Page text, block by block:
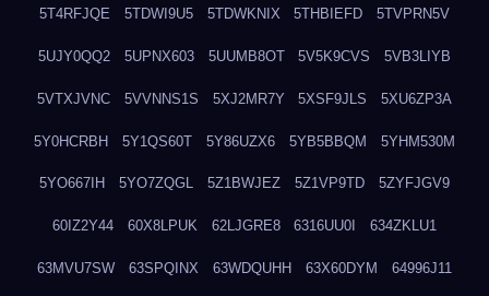
5T4RFJQE 5TDWI9U5 5TDWKNIX 5THBIEFD 5TVPRN5V
5UJY0QQ2 5UPNX603 5UUMB8OT 5V5K9CVS 5VB3LIYB
5VTXJVNC 5VVNNS1S 5XJ2MR7Y 5XSF9JLS 5XU6ZP3A
5Y0HCRBH 5Y1QS60T 5Y86UZX6 5YB5BBQM 5YHM530M
5YO667IH 5YO7ZQGL 5Z1BWJEZ 5Z1VP9TD 5ZYFJGV9
60IZ2Y44 60X8LPUK 62LJGRE8 6316UU0I 634ZKLU1
63MVU7SW 63SPQINX 63WDQUHH 63X60DYM 64996J11